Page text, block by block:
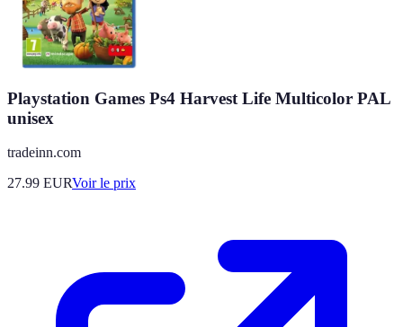
Playstation Games Ps4 Harvest Life Multicolor PAL
unisex
tradeinn.com
27.99 EURVoir le prix